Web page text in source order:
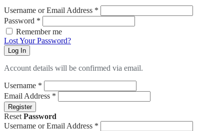
Username or Email Address *
Password *
Remember me
Lost Your Password?
Log In
Account details will be confirmed via email.
Username *
Email Address *
Register
ResetPassword
Username or Email Address *